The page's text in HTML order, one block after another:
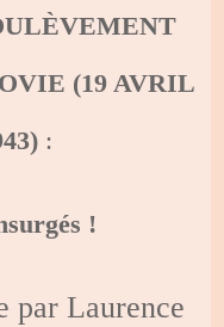
(19 AVRIL
:
!
par Laurence